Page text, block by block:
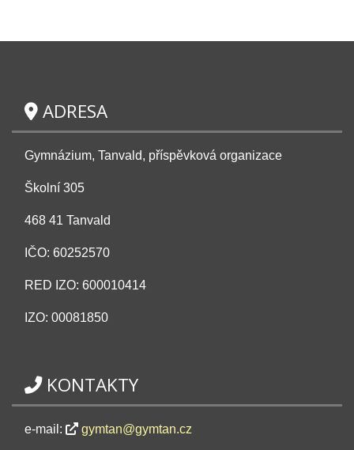
ADRESA
Gymnázium, Tanvald, příspěvková organizace
Školní 305
468 41 Tanvald
IČO: 60252570
RED IZO: 600010414
IZO: 00081850
KONTAKTY
e-mail: gymtan@gymtan.cz